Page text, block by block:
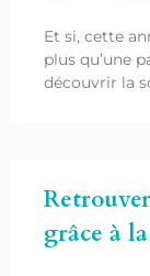
Et si, cette
plus qu’une
découvrir la
grâce à